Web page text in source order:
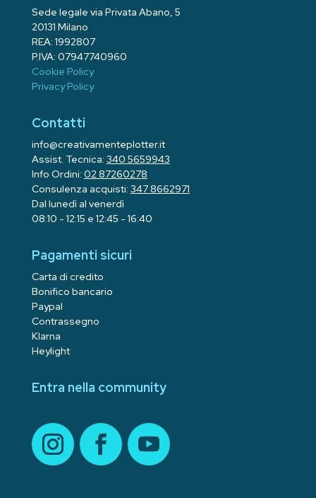
Sede legale via Privata Abano, 5
20131 Milano
REA: 1992807
P.IVA: 07947740960
Cookie Policy
Privacy Policy
Contatti
info@creativamenteplotter.it
Assist. Tecnica: 340 5659943
Info Ordini: 02 87260278
Consulenza acquisti: 347 8662971
Dal lunedì al venerdì
08:10 - 12:15 e 12:45 - 16:40
Pagamenti sicuri
Carta di credito
Bonifico bancario
Paypal
Contrassegno
Klarna
Heylight
Entra nella community